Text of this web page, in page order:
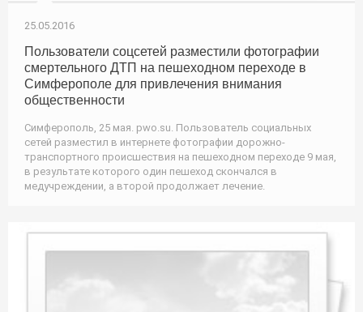
25.05.2016
Пользователи соцсетей разместили фотографии
смертельного ДТП на пешеходном переходе в
Симферополе для привлечения внимания
общественности
Симферополь, 25 мая. pwo.su. Пользователь социальных
сетей разместил в интернете фотографии дорожно-
транспортного происшествия на пешеходном переходе 9 мая,
в результате которого один пешеход скончался в
медучреждении, а второй продолжает лечение.